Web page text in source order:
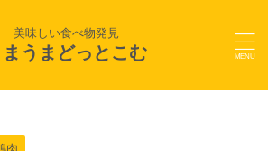
美味しい食べ物発見
まうまどっとこむ